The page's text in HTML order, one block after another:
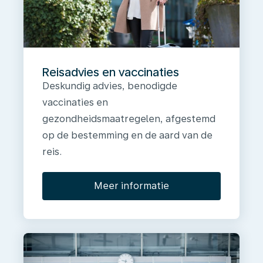
Reisadvies en vaccinaties
Deskundig advies, benodigde
vaccinaties en
gezondheidsmaatregelen, afgestemd
op de bestemming en de aard van de
reis.
Meer informatie